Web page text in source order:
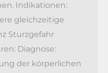
Indikationen:
gleichzeitige
Sturzgefahr
Diagnose:
der körperlichen